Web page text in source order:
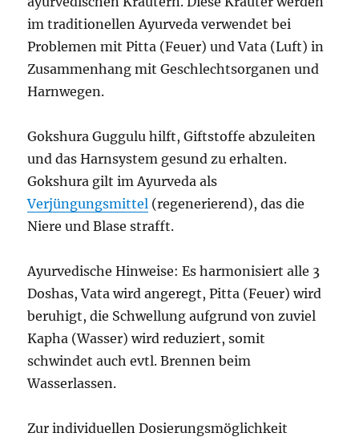
im traditionellen Ayurveda verwendet bei
Problemen mit Pitta (Feuer) und Vata (Luft) in
Zusammenhang mit Geschlechtsorganen und
Harnwegen.
Gokshura Guggulu hilft, Giftstoffe abzuleiten
und das Harnsystem gesund zu erhalten.
Gokshura gilt im Ayurveda als
Verjüngungsmittel (regenerierend), das die
Niere und Blase strafft.
Ayurvedische Hinweise: Es harmonisiert alle 3
Doshas, Vata wird angeregt, Pitta (Feuer) wird
beruhigt, die Schwellung aufgrund von zuviel
Kapha (Wasser) wird reduziert, somit
schwindet auch evtl. Brennen beim
Wasserlassen.
Zur individuellen Dosierungsmöglichkeit